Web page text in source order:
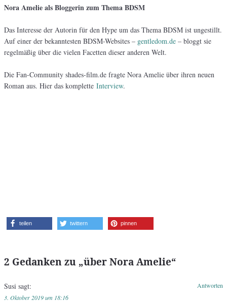
Nora Amelie als Bloggerin zum Thema BDSM
Das Interesse der Autorin für den Hype um das Thema BDSM ist ungestillt.
Auf einer der bekanntesten BDSM-Websites – gentledom.de – bloggt sie
regelmäßig über die vielen Facetten dieser anderen Welt.
Die Fan-Community shades-film.de fragte Nora Amelie über ihren neuen
Roman aus. Hier das komplette Interview.
teilen twittern pinnen
2 Gedanken zu „über Nora Amelie“
Susi sagt:
3. Oktober 2019 um 18:16
Antworten